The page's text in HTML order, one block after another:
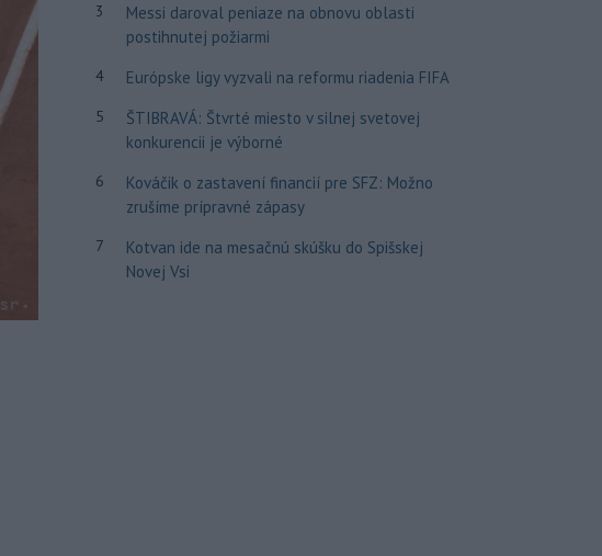
3
Messi daroval peniaze na obnovu oblasti
postihnutej požiarmi
4 Európske ligy vyzvali na reformu riadenia FIFA
5
ŠTIBRAVÁ: Štvrté miesto v silnej svetovej
konkurencii je výborné
6
Kováčik o zastavení financií pre SFZ: Možno
zrušíme prípravné zápasy
7
Kotvan ide na mesačnú skúšku do Spišskej
Novej Vsi